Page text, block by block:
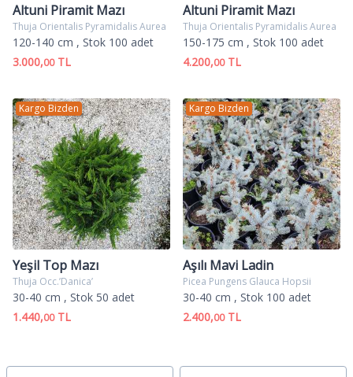
Altuni Piramit Mazı
Thuja Orientalis Pyramidalis Aurea
120-140 cm , Stok 100 adet
3.000,00TL
Altuni Piramit Mazı
Thuja Orientalis Pyramidalis Aurea
150-175 cm , Stok 100 adet
4.200,00TL
Kargo Bizden
Yeşil Top Mazı
Thuja Occ.’Danica’
30-40 cm , Stok 50 adet
1.440,00TL
Kargo Bizden
Aşılı Mavi Ladin
Picea Pungens Glauca Hopsii
30-40 cm , Stok 100 adet
2.400,00TL